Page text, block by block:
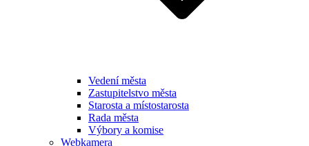
Vedení města
Zastupitelstvo města
Starosta a místostarosta
Rada města
Výbory a komise
Webkamera